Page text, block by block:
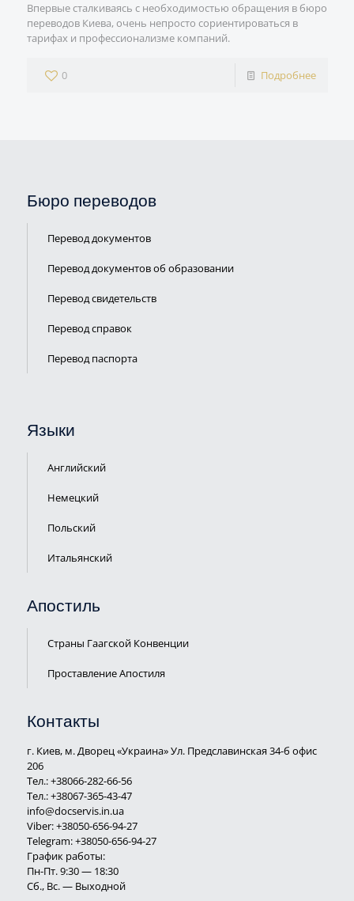
Впервые сталкиваясь с необходимостью обращения в бюро
переводов Киева, очень непросто сориентироваться в
тарифах и профессионализме компаний.
0 Подробнее
Бюро переводов
Перевод документов
Перевод документов об образовании
Перевод свидетельств
Перевод справок
Перевод паспорта
Языки
Английский
Немецкий
Польский
Итальянский
Апостиль
Страны Гаагской Конвенции
Проставление Апостиля
Контакты
г. Киев, м. Дворец «Украина» Ул. Предславинская 34-б офис
206
Тел.:+38066-282-66-56
Тел.:+38067-365-43-47
info@docservis.in.ua
Viber: +38050-656-94-27
Telegram: +38050-656-94-27
График работы:
Пн-Пт. 9:30 — 18:30
Сб., Вс. — Выходной
ВАМ?